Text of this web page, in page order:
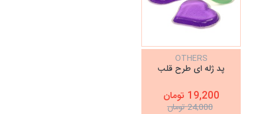
OTHERS
پد ژله ای طرح قلب
19,200 تومان
24,000 تومان